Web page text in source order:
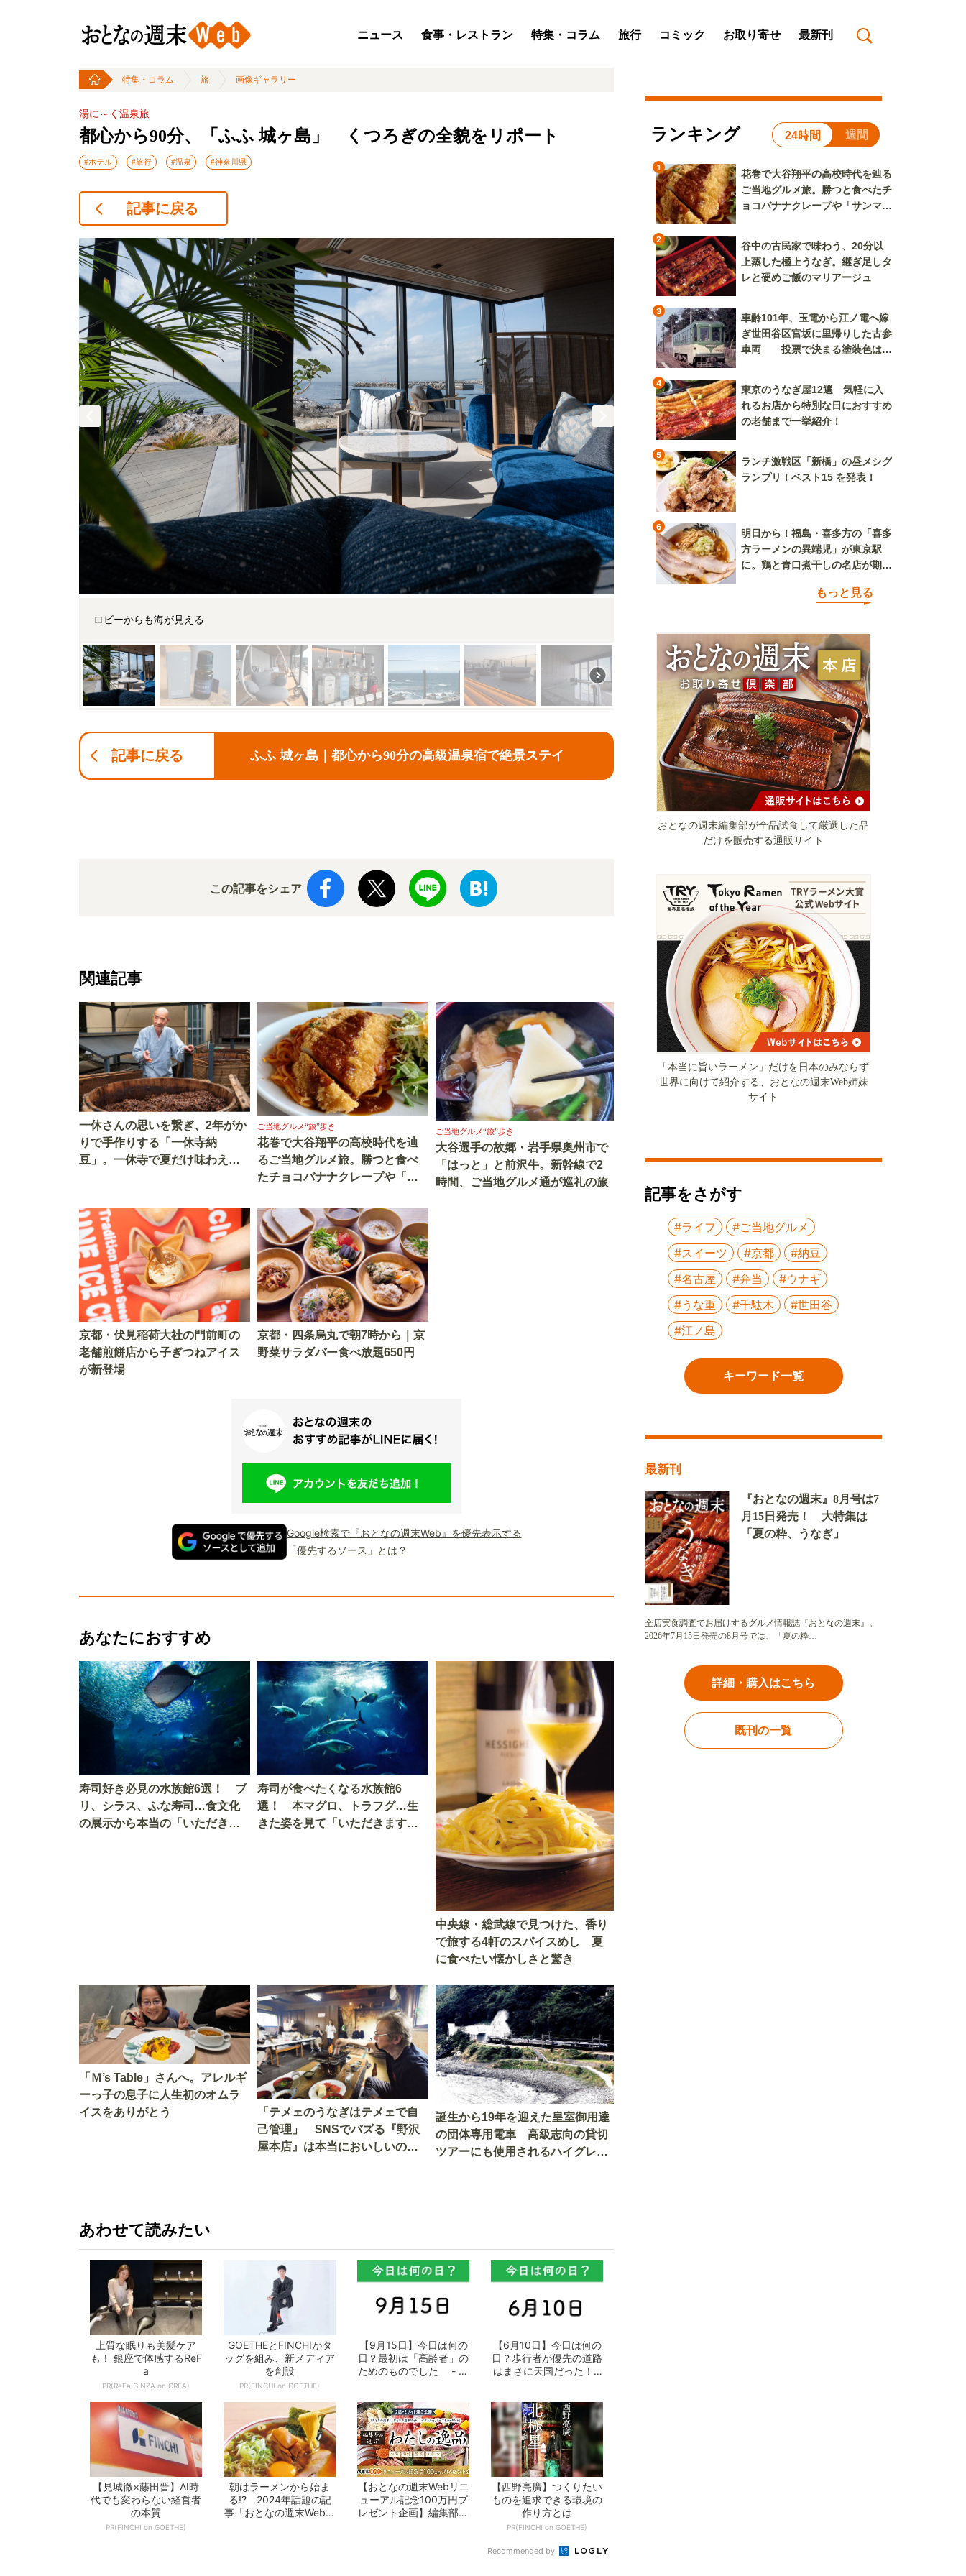
ニュース 食事・レストラン 特集・コラム 旅行 コミック お取り寄せ 最新刊
特集・コラム 旅 画像ギャラリー
湯に～く温泉旅
都心から90分、「ふふ 城ヶ島」 くつろぎの全貌をリポート
#ホテル #旅行 #温泉 #神奈川県
記事に戻る
ロビーからも海が見える
記事に戻る ふふ 城ヶ島｜都心から90分の高級温泉宿で絶景ステイ
この記事をシェア
関連記事
一休さんの思いを繋ぎ、2年がか
りで手作りする「一休寺納
豆」。一休寺で夏だけ味わえる
ご当地グルメ“旅”歩き
花巻で大谷翔平の高校時代を辿
るご当地グルメ旅。勝つと食べ
たチョコバナナクレープや「サ
ご当地グルメ“旅”歩き
大谷選手の故郷・岩手県奥州市で
「はっと」と前沢牛。新幹線で2
時間、ご当地グルメ通が巡礼の旅
京都・伏見稲荷大社の門前町の
老舗煎餅店から子ぎつねアイス
が新登場
京都・四条烏丸で朝7時から｜京
野菜サラダバー食べ放題650円
Google検索で『おとなの週末Web』を優先表示する
「優先するソース」とは？
あなたにおすすめ
寿司好き必見の水族館6選！ ブ
リ、シラス、ふな寿司…食文化
の展示から本当の「いただきま
寿司が食べたくなる水族館6
選！ 本マグロ、トラフグ…生
きた姿を見て「いただきます」
中央線・総武線で見つけた、香り
で旅する4軒のスパイスめし 夏
に食べたい懐かしさと驚き
「Ｍ’s Table」さんへ。アレルギ
ーっ子の息子に人生初のオムラ
イスをありがとう
「テメェのうなぎはテメェで自
己管理」 SNSでバズる『野沢
屋本店』は本当においしいの
誕生から19年を迎えた皇室御用達
の団体専用電車 高級志向の貸切
ツアーにも使用されるハイグレー
あわせて読みたい
上質な眠りも美髪ケア
も！ 銀座で体感するReF
a
PR(ReFa GINZA on CREA)
GOETHEとFINCHIがタ
ッグを組み、新メディア
を創設
PR(FINCHI on GOETHE)
【9月15日】今日は何の
日？最初は「高齢者」の
ためのものでした - お
【6月10日】今日は何の
日？歩行者が優先の道路
はまさに天国だった！ -
【見城徹×藤田晋】AI時
代でも変わらない経営者
の本質
PR(FINCHI on GOETHE)
朝はラーメンから始ま
る!? 2024年話題の記
事「おとなの週末Web」
【おとなの週末Webリニ
ューアル記念100万円プ
レゼント企画】編集部が
【西野亮廣】つくりたい
ものを追求できる環境の
作り方とは
PR(FINCHI on GOETHE)
Recommended by
ランキング 24時間 週間
1
花巻で大谷翔平の高校時代を辿る
ご当地グルメ旅。勝つと食べたチ
ョコバナナクレープや「サンマー
2
谷中の古民家で味わう、20分以
上蒸した極上うなぎ。継ぎ足しタ
レと硬めご飯のマリアージュ
3
車齢101年、玉電から江ノ電へ嫁
ぎ世田谷区宮坂に里帰りした古参
車両 投票で決まる塗装色は、
4
東京のうなぎ屋12選 気軽に入
れるお店から特別な日におすすめ
の老舗まで一挙紹介！
5
ランチ激戦区「新橋」の昼メシグ
ランプリ！ベスト15 を発表！
6
明日から！福島・喜多方の「喜多
方ラーメンの異端児」が東京駅
に。鶏と青口煮干しの名店が期間
もっと見る
おとなの週末編集部が全品試食して厳選した品
だけを販売する通販サイト
「本当に旨いラーメン」だけを日本のみならず
世界に向けて紹介する、おとなの週末Web姉妹
サイト
記事をさがす
#ライフ
#ご当地グルメ
#スイーツ
#京都
#納豆
#名古屋
#弁当
#ウナギ
#うな重
#千駄木
#世田谷
#江ノ島
キーワード一覧
最新刊
『おとなの週末』8月号は7
月15日発売！ 大特集は
「夏の粋、うなぎ」
全店実食調査でお届けするグルメ情報誌『おとなの週末』。
2026年7月15日発売の8月号では、「夏の粋…
詳細・購入はこちら
既刊の一覧